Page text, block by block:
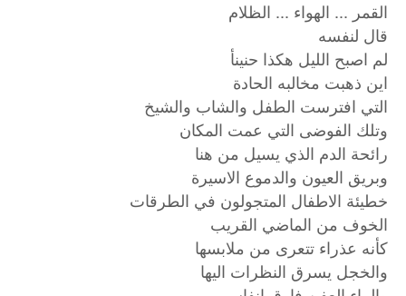
القمر ... الهواء ... الظلام
قال لنفسه
لم اصبح الليل هكذا حنينأ
اين ذهبت مخالبه الحادة
التي افترست الطفل والشاب والشيخ
وتلك الفوضى التي عمت المكان
رائحة الدم الذي يسيل من هنا
وبريق العيون والدموع الاسيرة
خطيئة الاطفال المتجولون في الطرقات
الخوف من الماضي القريب
كأنه عذراء تتعرى من ملابسها
والخجل يسرق النظرات اليها